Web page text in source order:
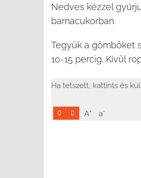
Nedves kézzel
barnacukorban.
Tegyük a gömböket
10-15 percig. Kívül
Ha tetszett, kattints és
A+ a-